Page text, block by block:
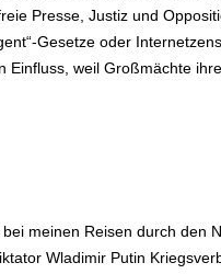
Presse, Justiz und
Gesetze oder
weil Großmächte
meinen Reisen durch den
Wladimir Putin